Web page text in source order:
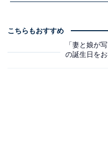
こちらもおすすめ
「妻と娘が
の誕生日を